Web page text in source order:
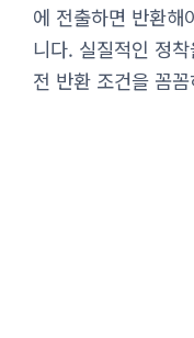
에 전출하면 반환해
니다. 실질적인 정
전 반환 조건을 꼼